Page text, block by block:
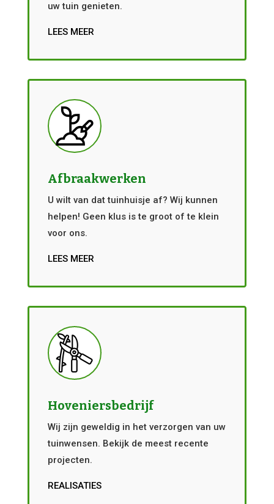
uw tuin genieten.
LEES MEER
Afbraakwerken
U wilt van dat tuinhuisje af? Wij kunnen
helpen! Geen klus is te groot of te klein
voor ons.
LEES MEER
Hoveniersbedrijf
Wij zijn geweldig in het verzorgen van uw
tuinwensen. Bekijk de meest recente
projecten.
REALISATIES